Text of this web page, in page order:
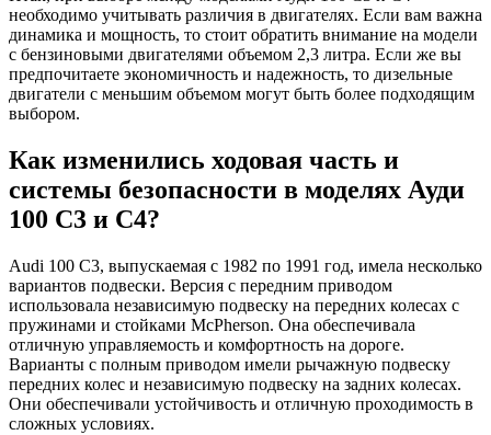
необходимо учитывать различия в двигателях. Если вам важна
динамика и мощность, то стоит обратить внимание на модели
с бензиновыми двигателями объемом 2,3 литра. Если же вы
предпочитаете экономичность и надежность, то дизельные
двигатели с меньшим объемом могут быть более подходящим
выбором.
Как изменились ходовая часть и
системы безопасности в моделях Ауди
100 С3 и С4?
Audi 100 С3, выпускаемая с 1982 по 1991 год, имела несколько
вариантов подвески. Версия с передним приводом
использовала независимую подвеску на передних колесах с
пружинами и стойками McPherson. Она обеспечивала
отличную управляемость и комфортность на дороге.
Варианты с полным приводом имели рычажную подвеску
передних колес и независимую подвеску на задних колесах.
Они обеспечивали устойчивость и отличную проходимость в
сложных условиях.